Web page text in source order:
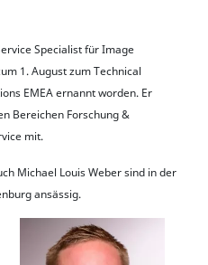
Specialist für Image
1. August zum Technical
EMEA ernannt worden. Er
Bereichen Forschung &
mit.
Michael Louis Weber sind in der
ansässig.